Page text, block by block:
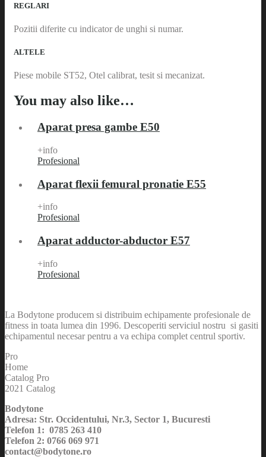
REGLARI
Pozitii diferite cu indicator de unghi si numar.
ALTELE
Piese mobile ST52, Otel calibrat, tesit si mecanizat.
You may also like…
Aparat presa gambe E50
+info
Profesional
Aparat flexii femural pronatie E55
+info
Profesional
Aparat adductor-abductor E57
+info
Profesional
La Bodytone producem si distribuim echipamente profesionale de
fitness in toata lumea din 1996. Descoperiti serviciul nostru si gasiti
echipamentul necesar pentru a va echipa complet centrul sportiv.
Pro
Home
Catalog Pro
2021 Catalog
Bodytone
Adresa: Str. Occidentului, Nr.3, Sector 1, Bucuresti
Telefon 1: 0785 263 410
Telefon 2: 0766 069 971
contact@bodytone.ro